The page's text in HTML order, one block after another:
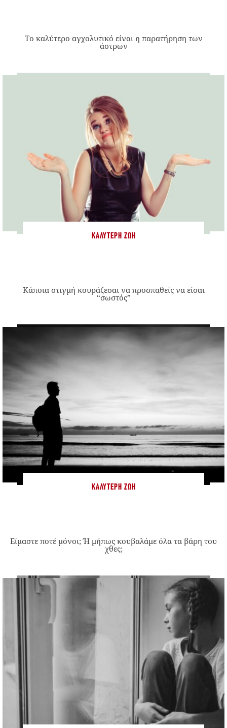
Το καλύτερο αγχολυτικό είναι η παρατήρηση των
άστρων
ΚΑΛΎΤΕΡΗ ΖΩΉ
Κάποια στιγμή κουράζεσαι να προσπαθείς να είσαι
“σωστός”
ΚΑΛΎΤΕΡΗ ΖΩΉ
Είμαστε ποτέ μόνοι; Ή μήπως κουβαλάμε όλα τα βάρη του
χθες;